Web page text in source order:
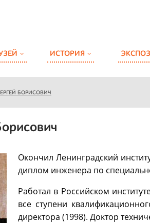
ИСТОРИЯ
БОРИСОВИЧ
Окончил Ленинградский
диплом инженера по
Работал в Российском
все ступени
директора (1998). Доктор